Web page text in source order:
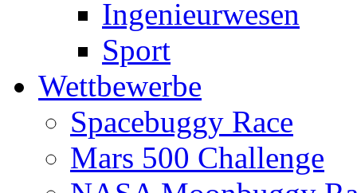
Ingenieurwesen
Sport
Wettbewerbe
Spacebuggy Race
Mars 500 Challenge